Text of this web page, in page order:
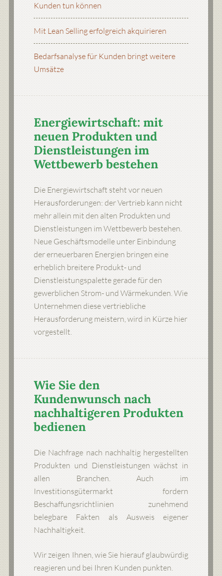
Kunden tun können
Mit Lean Selling erfolgreich akquirieren
Bedarfsanalyse für Kunden bringt weitere
Umsätze
Energiewirtschaft: mit
neuen Produkten und
Dienstleistungen im
Wettbewerb bestehen
Die Energiewirtschaft steht vor neuen
Herausforderungen: der Vertrieb kann nicht
mehr allein mit den alten Produkten und
Dienstleistungen im Wettbewerb bestehen.
Neue Geschäftsmodelle unter Einbindung
der erneuerbaren Energien bringen eine
erheblich breitere Produkt- und
Dienstleistungspalette gerade für den
gewerblichen Strom- und Wärmekunden. Wie
Unternehmen diese vertriebliche
Herausforderung meistern, wird in Kürze hier
vorgestellt.
Wie Sie den
Kundenwunsch nach
nachhaltigeren Produkten
bedienen
Die Nachfrage nach nachhaltig hergestellten
Produkten und Dienstleistungen wächst in
allen Branchen. Auch im
Investitionsgütermarkt fordern
Beschaffungsrichtlinien zunehmend
belegbare Fakten als Ausweis eigener
Nachhaltigkeit.
Wir zeigen Ihnen, wie Sie hierauf glaubwürdig
reagieren und bei Ihren Kunden punkten.